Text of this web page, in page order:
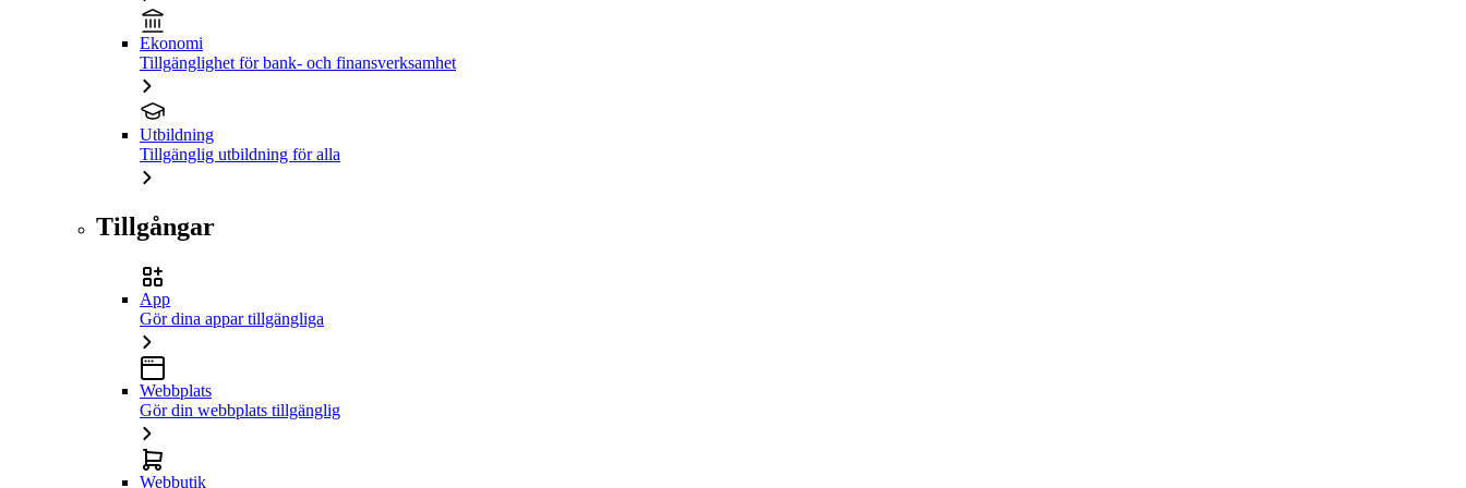
Ekonomi
Tillgänglighet för bank- och finansverksamhet
Utbildning
Tillgänglig utbildning för alla
Tillgångar
App
Gör dina appar tillgängliga
Webbplats
Gör din webbplats tillgänglig
Webbutik